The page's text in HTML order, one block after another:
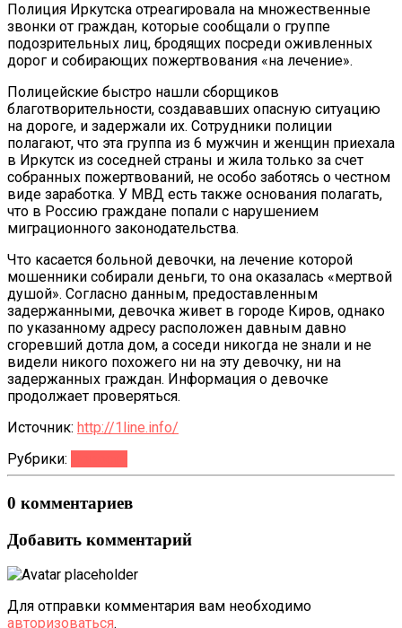
Полиция Иркутска отреагировала на множественные
звонки от граждан, которые сообщали о группе
подозрительных лиц, бродящих посреди оживленных
дорог и собирающих пожертвования «на лечение».
Полицейские быстро нашли сборщиков
благотворительности, создававших опасную ситуацию
на дороге, и задержали их. Сотрудники полиции
полагают, что эта группа из 6 мужчин и женщин приехала
в Иркутск из соседней страны и жила только за счет
собранных пожертвований, не особо заботясь о честном
виде заработка. У МВД есть также основания полагать,
что в Россию граждане попали с нарушением
миграционного законодательства.
Что касается больной девочки, на лечение которой
мошенники собирали деньги, то она оказалась «мертвой
душой». Согласно данным, предоставленным
задержанными, девочка живет в городе Киров, однако
по указанному адресу расположен давным давно
сгоревший дотла дом, а соседи никогда не знали и не
видели никого похожего ни на эту девочку, ни на
задержанных граждан. Информация о девочке
продолжает проверяться.
Источник: http://1line.info/
Рубрики:
0 комментариев
Добавить комментарий
Для отправки комментария вам необходимо
авторизоваться.